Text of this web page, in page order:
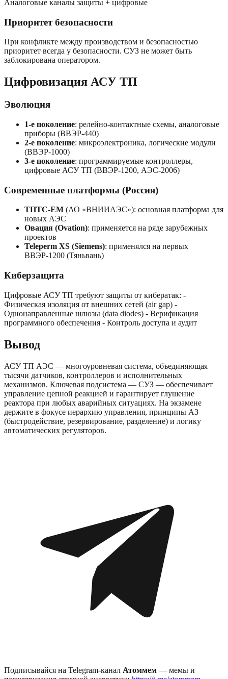
Аналоговые каналы защиты + цифровые
Приоритет безопасности
При конфликте между производством и безопасностью
приоритет всегда у безопасности. СУЗ не может быть
заблокирована оператором.
Цифровизация АСУ ТП
Эволюция
1-е поколение: релейно-контактные схемы, аналоговые
приборы (ВВЭР-440)
2-е поколение: микроэлектроника, логические модули
(ВВЭР-1000)
3-е поколение: программируемые контроллеры,
цифровые АСУ ТП (ВВЭР-1200, АЭС-2006)
Современные платформы (Россия)
ТПТС-ЕМ (АО «ВНИИАЭС»): основная платформа для
новых АЭС
Овация (Ovation): применяется на ряде зарубежных
проектов
Teleperm XS (Siemens): применялся на первых
ВВЭР-1200 (Тяньвань)
Киберзащита
Цифровые АСУ ТП требуют защиты от кибератак: -
Физическая изоляция от внешних сетей (air gap) -
Однонаправленные шлюзы (data diodes) - Верификация
программного обеспечения - Контроль доступа и аудит
Вывод
АСУ ТП АЭС — многоуровневая система, объединяющая
тысячи датчиков, контроллеров и исполнительных
механизмов. Ключевая подсистема — СУЗ — обеспечивает
управление цепной реакцией и гарантирует глушение
реактора при любых аварийных ситуациях. На экзамене
держите в фокусе иерархию управления, принципы АЗ
(быстродействие, резервирование, разделение) и логику
автоматических регуляторов.
Подписывайся на Telegram-канал Атоммем — мемы и